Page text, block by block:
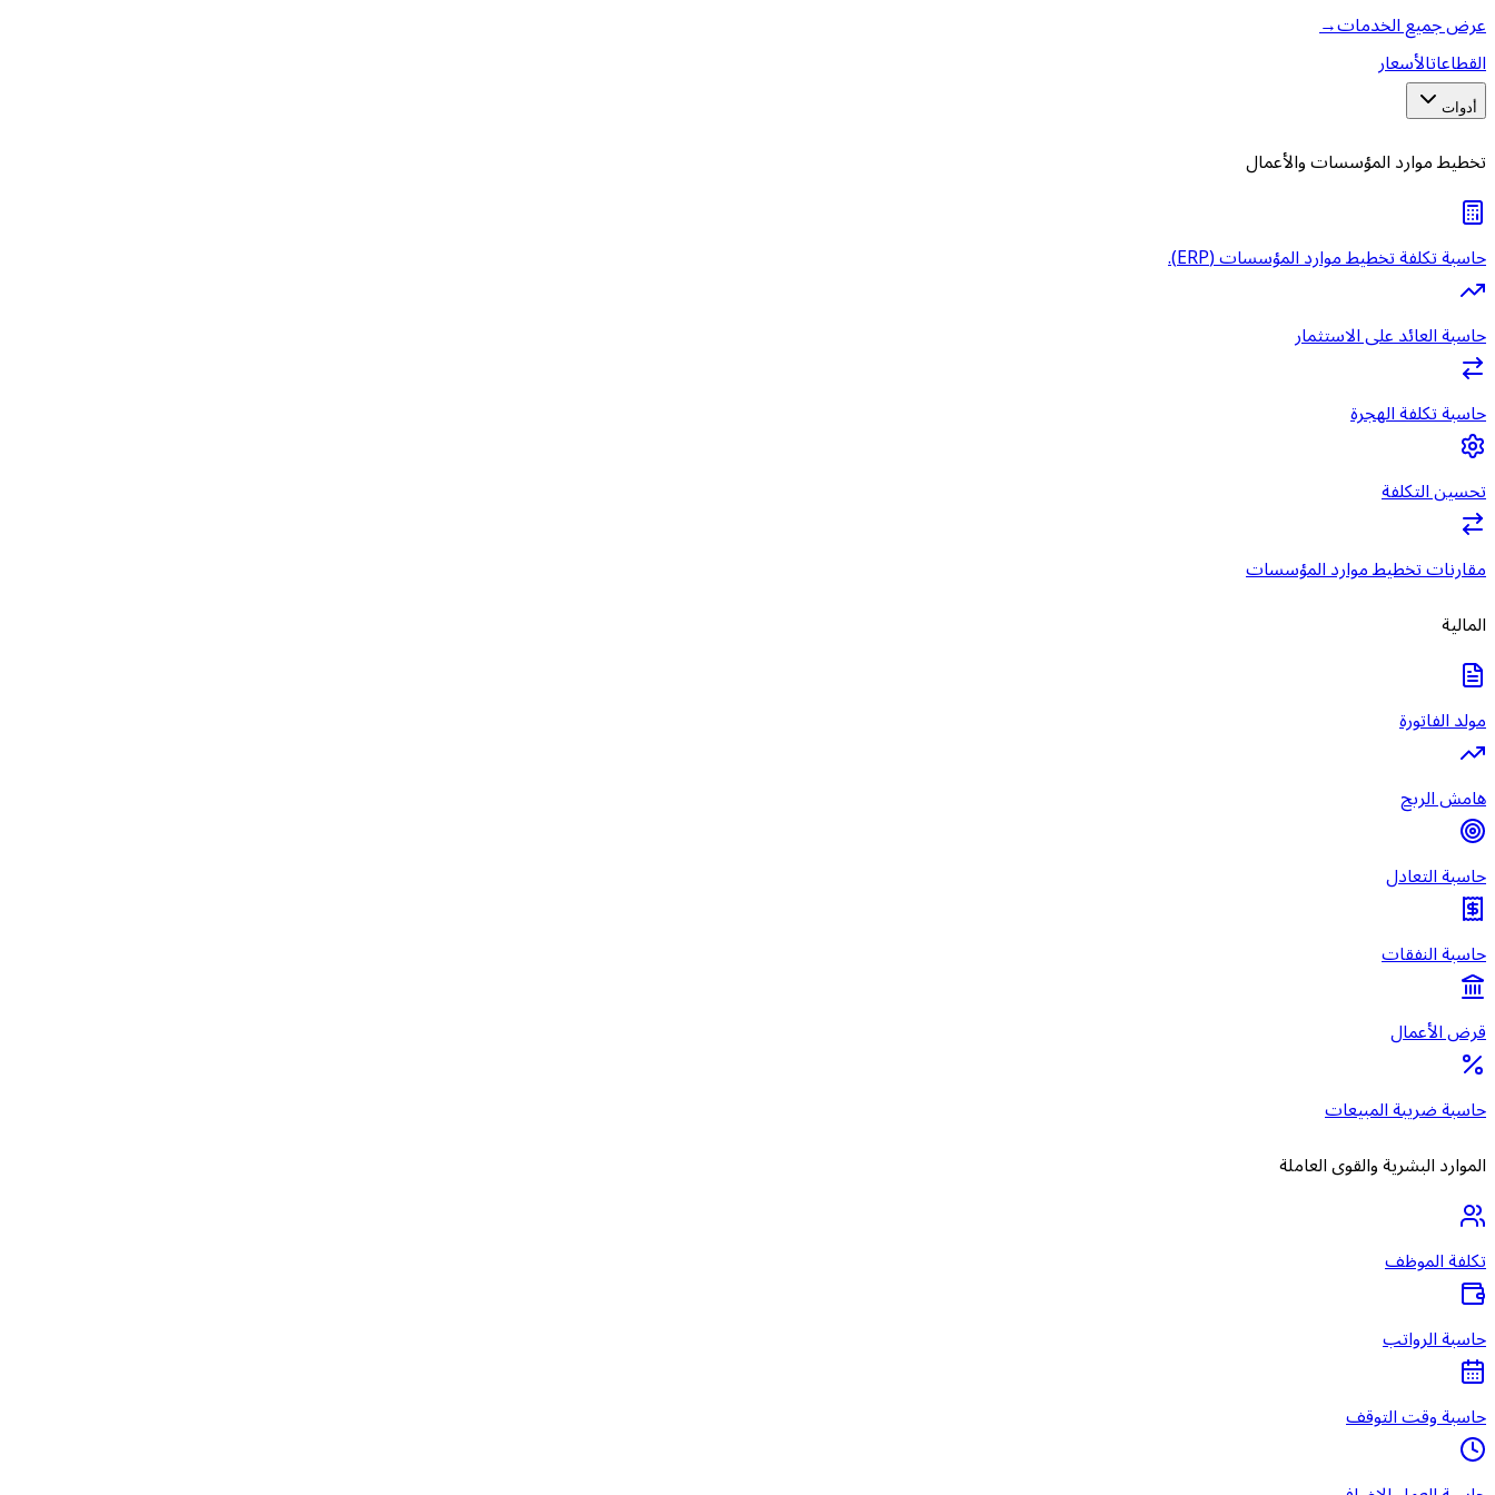
عرض جميع الخدمات→
القطاعاتالأسعار
أدوات
تخطيط موارد المؤسسات والأعمال
حاسبة تكلفة تخطيط موارد المؤسسات (ERP).
حاسبة العائد على الاستثمار
حاسبة تكلفة الهجرة
تحسين التكلفة
مقارنات تخطيط موارد المؤسسات
المالية
مولد الفاتورة
هامش الربح
حاسبة التعادل
حاسبة النفقات
قرض الأعمال
حاسبة ضريبة المبيعات
الموارد البشرية والقوى العاملة
تكلفة الموظف
حاسبة الرواتب
حاسبة وقت التوقف